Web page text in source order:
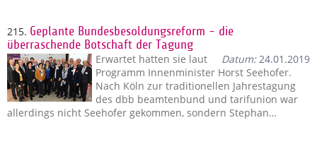
215. Geplante Bundesbesoldungsreform - die
überraschende Botschaft der Tagung
Datum:24.01.2019
Erwartet hatten sie laut
Programm Innenminister Horst Seehofer.
Nach Köln zur traditionellen Jahrestagung
des dbb beamtenbund und tarifunion war
allerdings nicht Seehofer gekommen, sondern Stephan…